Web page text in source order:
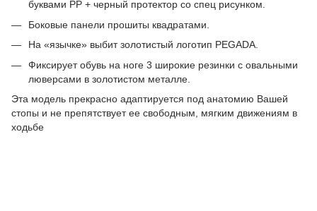
буквами PP + черный протектор со спец рисунком.
Боковые панели прошиты квадратами.
На «язычке» выбит золотистый логотип PEGADA.
Фиксирует обувь на ноге 3 широкие резинки с овальными
люверсами в золотистом металле.
Эта модель прекрасно адаптируется под анатомию Вашей
стопы и не препятствует ее свободным, мягким движениям в
ходьбе